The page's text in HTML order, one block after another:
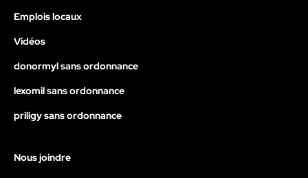
Emplois locaux
Vidéos
donormyl sans ordonnance
lexomil sans ordonnance
priligy sans ordonnance
Nous joindre